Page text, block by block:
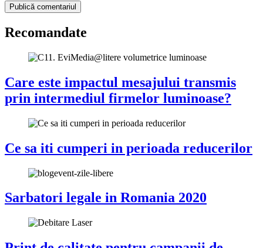
Recomandate
Care este impactul mesajului transmis
prin intermediul firmelor luminoase?
Ce sa iti cumperi in perioada reducerilor
Sarbatori legale in Romania 2020